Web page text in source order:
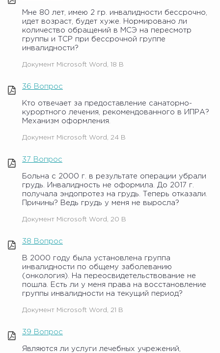
Мне 80 лет, имею 2 гр. инвалидности бессрочно,
идет возраст, будет хуже. Нормировано ли
количество обращений в МСЭ на пересмотр
группы и ТСР при бессрочной группе
инвалидности?
Документ Microsoft Word, 18 B
36 Вопрос
Кто отвечает за предоставление санаторно-
курортного лечения, рекомендованного в ИПРА?
Механизм оформления.
Документ Microsoft Word, 24 B
37 Вопрос
Больна с 2000 г. в результате операции убрали
грудь. Инвалидность не оформила. До 2017 г.
получала эндопротез на грудь. Теперь отказали.
Причины? Ведь грудь у меня не выросла?
Документ Microsoft Word, 20 B
38 Вопрос
В 2000 году была установлена группа
инвалидности по общему заболеванию
(онкология). На переосвидетельствование не
пошла. Есть ли у меня права на восстановление
группы инвалидности на текущий период?
Документ Microsoft Word, 21 B
39 Вопрос
Являются ли услуги лечебных учрежений,